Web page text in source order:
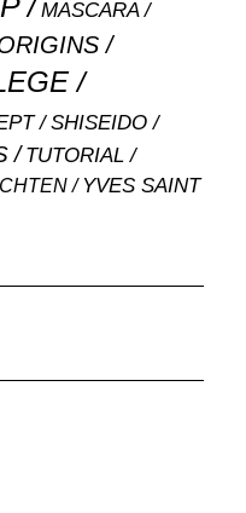
MASCARA
SHISEIDO
TUTORIAL
YVES SAINT